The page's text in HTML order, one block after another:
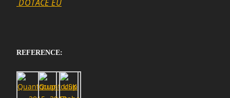
DOTACE EU
REFERENCE: